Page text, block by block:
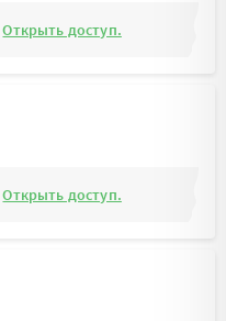
Открыть доступ.
Открыть доступ.